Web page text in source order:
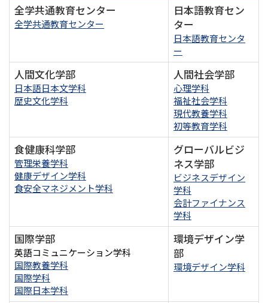
全学共通教育センター
全学共通教育センター
日本語教育セン
ター
日本語教育センタ
ー
人間文化学部
日本語日本文学科
歴史文化学科
人間社会学部
心理学科
福祉社会学科
現代教養学科
初等教育学科
食健康科学部
管理栄養学科
健康デザイン学科
食安全マネジメント学科
グローバルビジ
ネス学部
ビジネスデザイン
学科
会計ファイナンス
学科
国際学部
英語コミュニケーション学科
国際教養学科
国際学科
国際日本学科
環境デザイン学
部
環境デザイン学科